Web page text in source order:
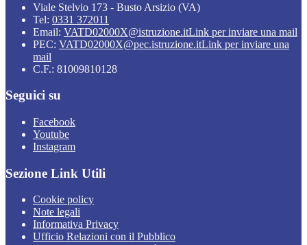
Viale Stelvio 173 - Busto Arsizio (VA)
Tel: 0331 372011
Email: VATD02000X@istruzione.itLink per inviare una mail
PEC: VATD02000X@pec.istruzione.itLink per inviare una
mail
C.F.: 81009810128
Seguici su
Facebook
Youtube
Instagram
Sezione Link Utili
Cookie policy
Note legali
Informativa Privacy
Ufficio Relazioni con il Pubblico